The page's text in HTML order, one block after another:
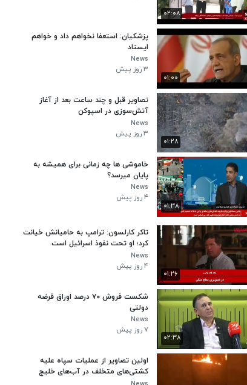
۰۲:۰۸
۰۱:۰۰
پزشکیان: استعفا نخواهم داد و خواهم
ایستاد
News
۳ روز پیش
۰۱:۲۸
تصاویر قبل و چند ساعت بعد از آغاز
آتش‌سوزی در اسپوکن
News
۳ روز پیش
۰۱:۳۸
خاموشی ها چه زمانی برای همیشه به
پایان میرسد؟
News
۴ روز پیش
۰۱:۲۶
تاکر کارلسون: ترامپ به حامیانش خیانت
کرد؛ او تحت نفوذ اسرائیل است
News
۴ روز پیش
۰۲:۳۸
شکست فروش ۷۰ درصد اوراق قرضه
دولتی
News
۷ روز پیش
اولین تصاویر از عملیات سپاه علیه
کشتی‌های متخلف در آب‌های خلیج
فارس